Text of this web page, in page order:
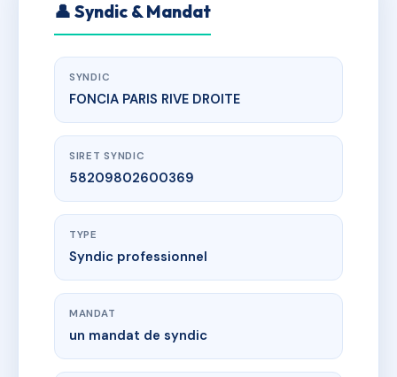
👤 Syndic & Mandat
SYNDIC
FONCIA PARIS RIVE DROITE
SIRET SYNDIC
58209802600369
TYPE
Syndic professionnel
MANDAT
un mandat de syndic